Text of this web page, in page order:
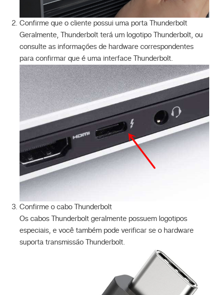
Confirme que o cliente possui uma porta Thunderbolt
Geralmente, Thunderbolt terá um logotipo Thunderbolt, ou
consulte as informações de hardware correspondentes
para confirmar que é uma interface Thunderbolt.
Confirme o cabo Thunderbolt
Os cabos Thunderbolt geralmente possuem logotipos
especiais, e você também pode verificar se o hardware
suporta transmissão Thunderbolt.